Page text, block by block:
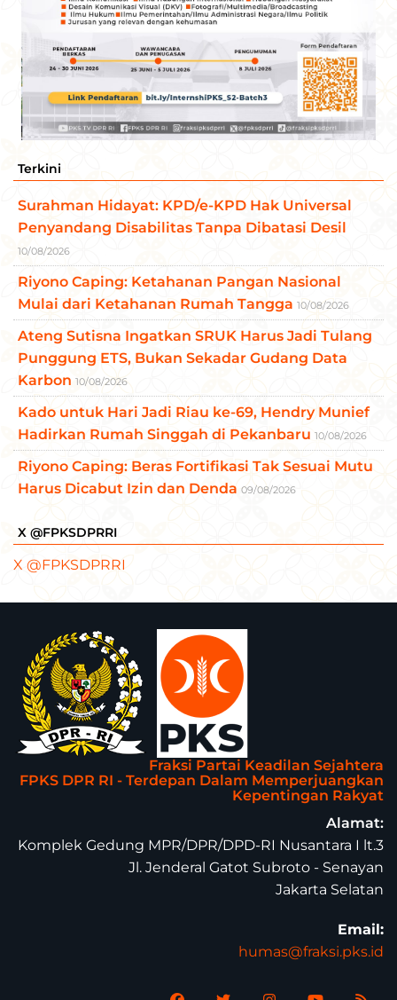
Terkini
Surahman Hidayat: KPD/e-KPD Hak Universal
Penyandang Disabilitas Tanpa Dibatasi Desil
10/08/2026
Riyono Caping: Ketahanan Pangan Nasional
Mulai dari Ketahanan Rumah Tangga 10/08/2026
Ateng Sutisna Ingatkan SRUK Harus Jadi Tulang
Punggung ETS, Bukan Sekadar Gudang Data
Karbon 10/08/2026
Kado untuk Hari Jadi Riau ke-69, Hendry Munief
Hadirkan Rumah Singgah di Pekanbaru 10/08/2026
Riyono Caping: Beras Fortifikasi Tak Sesuai Mutu
Harus Dicabut Izin dan Denda 09/08/2026
X @FPKSDPRRI
X @FPKSDPRRI
Fraksi Partai Keadilan Sejahtera
FPKS DPR RI - Terdepan Dalam Memperjuangkan
Kepentingan Rakyat
Alamat:
Komplek Gedung MPR/DPR/DPD-RI Nusantara I lt.3
Jl. Jenderal Gatot Subroto - Senayan
Jakarta Selatan
Email:
humas@fraksi.pks.id